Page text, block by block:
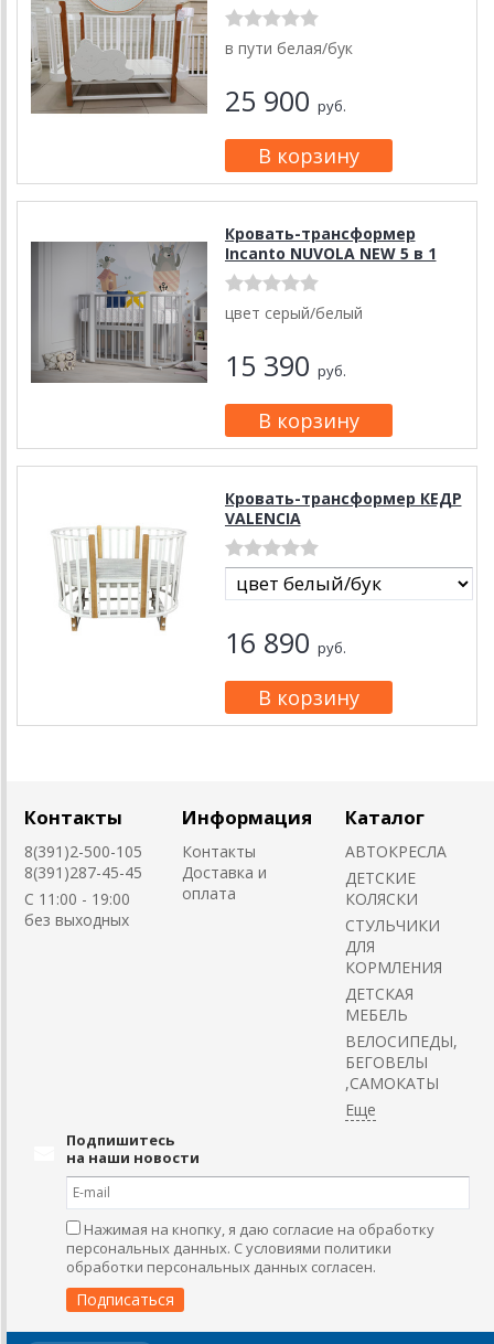
в пути белая/бук
25 900 руб.
Кровать-трансформер
Incanto NUVOLA NEW 5 в 1
цвет серый/белый
15 390 руб.
Кровать-трансформер КЕДР
VALENCIA
16 890 руб.
Контакты
8(391)2-500-105
8(391)287-45-45
C 11:00 - 19:00
без выходных
Информация
Контакты
Доставка и
оплата
Каталог
АВТОКРЕСЛА
ДЕТСКИЕ
КОЛЯСКИ
CТУЛЬЧИКИ
ДЛЯ
КОРМЛЕНИЯ
ДЕТСКАЯ
МЕБЕЛЬ
ВЕЛОСИПЕДЫ,
БЕГОВЕЛЫ
,САМОКАТЫ
Подпишитесь
на наши новости
Нажимая на кнопку, я даю согласие на обработку
персональных данных. С условиями политики
обработки персональных данных согласен.